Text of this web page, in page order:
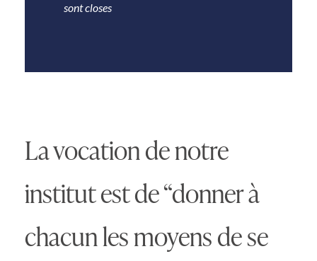
sont closes
La vocation de notre
institut est de “donner à
chacun les moyens de se